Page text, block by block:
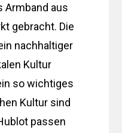
Armband aus
gebracht. Die
nachhaltiger
Kultur
so wichtiges
Kultur sind
passen